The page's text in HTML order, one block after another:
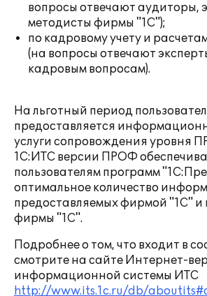
вопросы отвечают аудиторы,
методисты фирмы "1С");
по кадровому учету и
(на вопросы отвечают
кадровым вопросам).
На льготный период
предоставляется
услуги сопровождения уровня
1С:ИТС версии ПРОФ
пользователям программ
оптимальное количество
предоставляемых фирмой "1С"
фирмы "1С".
Подробнее о том, что входит в
смотрите на сайте Интернет-
информационной системы ИТС
http://www.its.1c.ru/db/